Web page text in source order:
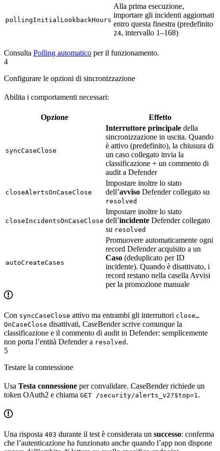
pollingInitialLookbackHours
Alla prima esecuzione,
importare gli incidenti aggiornati
entro questa finestra (predefinito
24, intervallo 1–168)
Consulta Polling automatico per il funzionamento.
4
Configurare le opzioni di sincronizzazione
Abilita i comportamenti necessari:
Opzione Effetto
syncCaseClose
Interruttore principale della
sincronizzazione in uscita. Quando
è attivo (predefinito), la chiusura di
un caso collegato invia la
classificazione + un commento di
audit a Defender
closeAlertsOnCaseClose
Impostare inoltre lo stato
dell’avviso Defender collegato su
resolved
closeIncidentsOnCaseClose
Impostare inoltre lo stato
dell’incidente Defender collegato
su resolved
autoCreateCases
Promuovere automaticamente ogni
record Defender acquisito a un
Caso (deduplicato per ID
incidente). Quando è disattivato, i
record restano nella casella Avvisi
per la promozione manuale
Con syncCaseClose attivo ma entrambi gli interruttori close…
OnCaseClose disattivati, CaseBender scrive comunque la
classificazione e il commento di audit in Defender: semplicemente
non porta l’entità Defender a resolved .
5
Testare la connessione
Usa Testa connessione per convalidare. CaseBender richiede un
token OAuth2 e chiama GET /security/alerts_v2?$top=1 .
Una risposta 403 durante il test è considerata un successo: conferma
che l’autenticazione ha funzionato anche quando l’app non dispone